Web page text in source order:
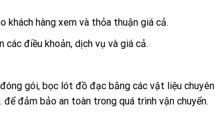
khách hàng xem và thỏa thuận giá cả.
các điều khoản, dịch vụ và giá cả.
gói, bọc lót đồ đạc bằng các vật liệu chuyên
đảm bảo an toàn trong quá trình vận chuyển.